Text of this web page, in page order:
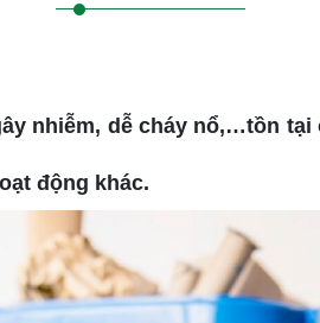
nhiễm, dễ cháy nổ,…tồn
động khác.